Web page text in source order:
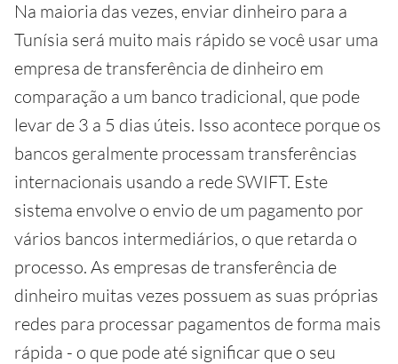
Na maioria das vezes, enviar dinheiro para a
Tunísia será muito mais rápido se você usar uma
empresa de transferência de dinheiro em
comparação a um banco tradicional, que pode
levar de 3 a 5 dias úteis. Isso acontece porque os
bancos geralmente processam transferências
internacionais usando a rede SWIFT. Este
sistema envolve o envio de um pagamento por
vários bancos intermediários, o que retarda o
processo. As empresas de transferência de
dinheiro muitas vezes possuem as suas próprias
redes para processar pagamentos de forma mais
rápida - o que pode até significar que o seu